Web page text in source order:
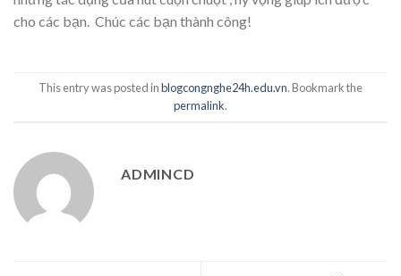
cho các bạn. Chúc các bạn thành công!
This entry was posted inblogcongnghe24h.edu.vn. Bookmark the
permalink.
ADMINCD